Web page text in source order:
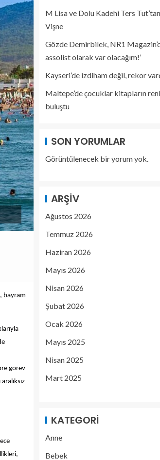
bayram
görev
M Lisa ve Dolu Kadehi Ters
Vişne
Gözde Demirbilek, NR1
assolist olarak var olacağım!’
Kayseri’de izdiham değil, rekor
Maltepe’de çocuklar kitapların
buluştu
SON YORUMLAR
Görüntülenecek bir yorum yok.
ARŞIV
Ağustos 2026
Temmuz 2026
Haziran 2026
Mayıs 2026
Nisan 2026
Şubat 2026
Ocak 2026
Mayıs 2025
Nisan 2025
Mart 2025
KATEGORI
Anne
Bebek